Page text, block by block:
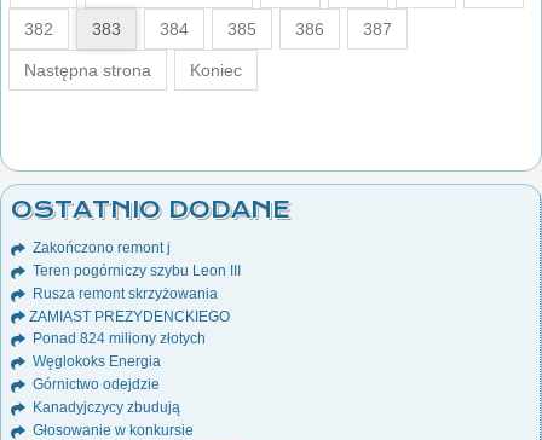
382 383 384 385 386 387
Następna strona Koniec
OSTATNIO DODANE
Zakończono remont j
Teren pogórniczy szybu Leon III
Rusza remont skrzyżowania
ZAMIAST PREZYDENCKIEGO
Ponad 824 miliony złotych
Węglokoks Energia
Górnictwo odejdzie
Kanadyjczycy zbudują
Głosowanie w konkursie